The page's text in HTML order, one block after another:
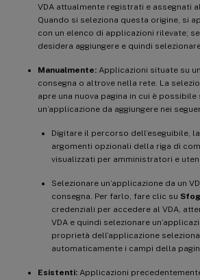
VDA attualmente registrati e assegnati
Quando si seleziona questa origine, si
con un elenco di applicazioni rilevate;
desidera aggiungere e quindi
Manualmente: Applicazioni situate su
consegna o altrove nella rete. La
apre una nuova pagina in cui è
un’applicazione da aggiungere nei
Digitare il percorso dell’eseguibile,
argomenti opzionali della riga di
visualizzati per amministratori e
Selezionare un’applicazione da un
consegna. Per farlo, fare clic su
credenziali per accedere al VDA,
VDA e quindi selezionare
proprietà dell’applicazione
automaticamente i campi della
Esistenti: Applicazioni